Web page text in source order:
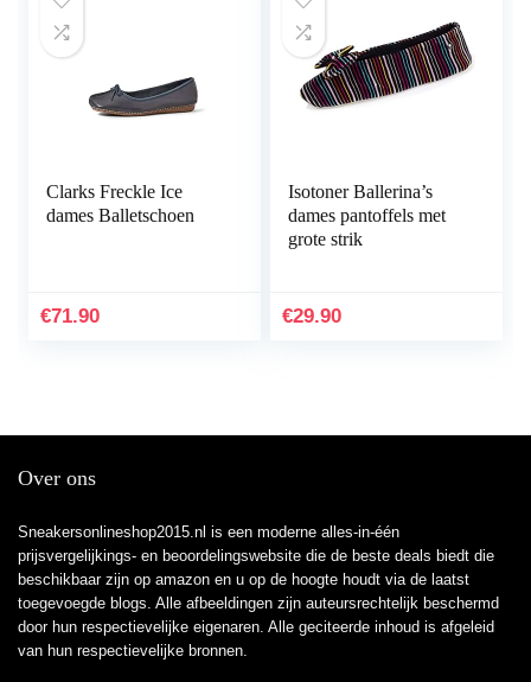
Clarks Freckle Ice
dames Balletschoen
€71.90
Isotoner Ballerina’s
dames pantoffels met
grote strik
€29.90
Over ons
Sneakersonlineshop2015.nl is een moderne alles-in-één
prijsvergelijkings- en beoordelingswebsite die de beste deals biedt die
beschikbaar zijn op amazon en u op de hoogte houdt via de laatst
toegevoegde blogs. Alle afbeeldingen zijn auteursrechtelijk beschermd
door hun respectievelijke eigenaren. Alle geciteerde inhoud is afgeleid
van hun respectievelijke bronnen.